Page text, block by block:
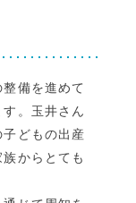
備を進めて
。玉井さん
どもの出産
からとても